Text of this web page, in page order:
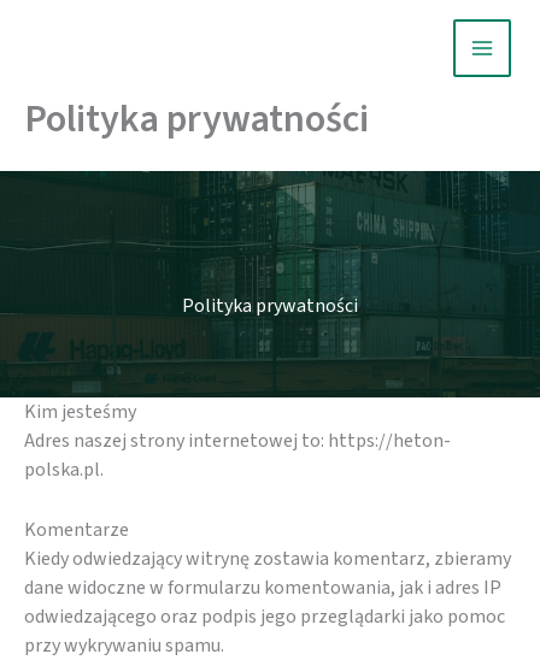
Polityka prywatności
Polityka prywatności
Kim jesteśmy
Adres naszej strony internetowej to: https://heton-
polska.pl.
Komentarze
Kiedy odwiedzający witrynę zostawia komentarz, zbieramy
dane widoczne w formularzu komentowania, jak i adres IP
odwiedzającego oraz podpis jego przeglądarki jako pomoc
przy wykrywaniu spamu.